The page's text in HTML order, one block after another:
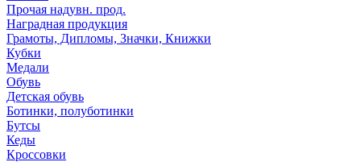
Прочая надувн. прод.
Наградная продукция
Грамоты, Дипломы, Значки, Книжки
Кубки
Медали
Обувь
Детская обувь
Ботинки, полуботинки
Бутсы
Кеды
Кроссовки